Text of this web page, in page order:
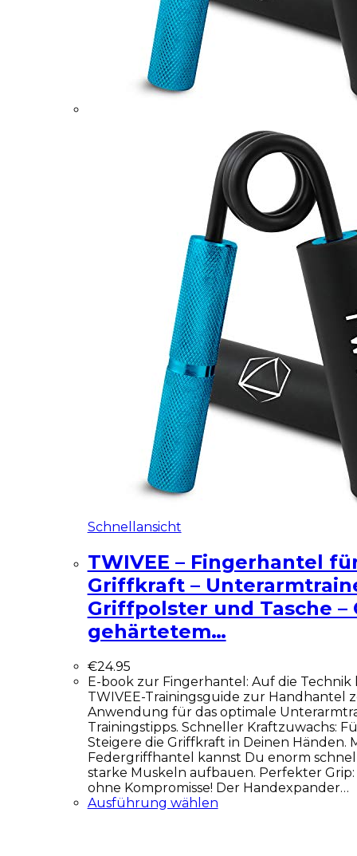
Schnellansicht
TWIVEE – Fingerhantel
Griffkraft –
Griffpolster und Tasche –
gehärtetem…
€24.95
E-book zur Fingerhantel: Auf die Technik
TWIVEE-Trainingsguide zur Handhantel
Anwendung für das optimale
Trainingstipps. Schneller Kraftzuwachs:
Steigere die Griffkraft in Deinen Händen.
Federgriffhantel kannst Du enorm
starke Muskeln aufbauen. Perfekter
ohne Kompromisse! Der Handexpander…
Ausführung wählen